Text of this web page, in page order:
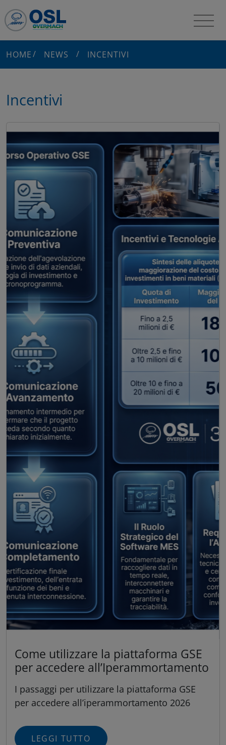
HOME NEWS INCENTIVI
Incentivi
Come utilizzare la piattaforma GSE
per accedere all’Iperammortamento
I passaggi per utilizzare la piattaforma GSE
per accedere all’iperammortamento 2026
LEGGI TUTTO